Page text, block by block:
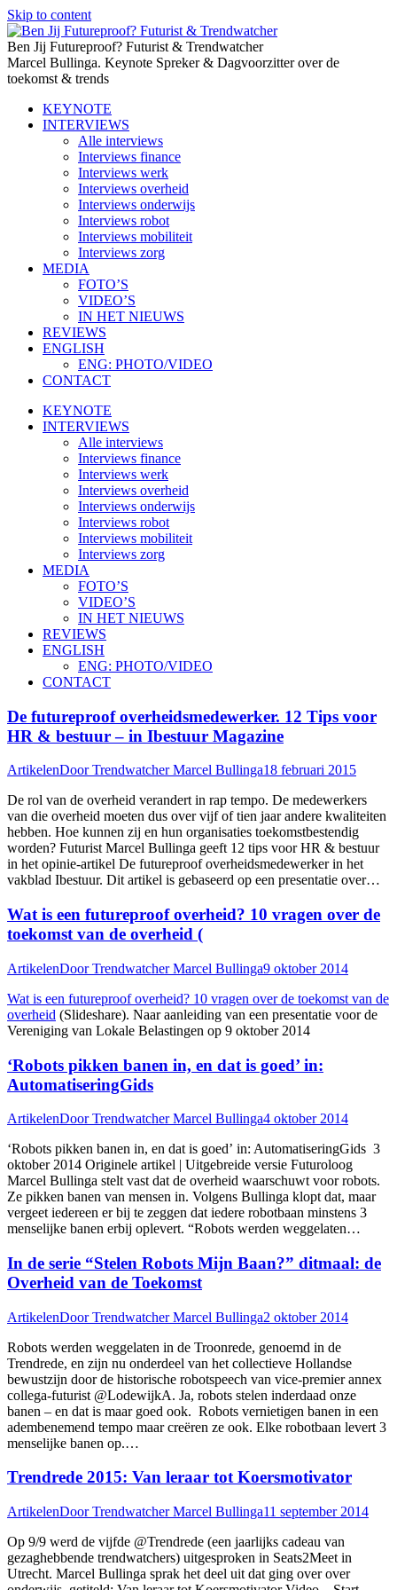
Skip to content
Ben Jij Futureproof? Futurist & Trendwatcher
Marcel Bullinga. Keynote Spreker & Dagvoorzitter over de
toekomst & trends
KEYNOTE
INTERVIEWS
Alle interviews
Interviews finance
Interviews werk
Interviews overheid
Interviews onderwijs
Interviews robot
Interviews mobiliteit
Interviews zorg
MEDIA
FOTO’S
VIDEO’S
IN HET NIEUWS
REVIEWS
ENGLISH
ENG: PHOTO/VIDEO
CONTACT
KEYNOTE
INTERVIEWS
Alle interviews
Interviews finance
Interviews werk
Interviews overheid
Interviews onderwijs
Interviews robot
Interviews mobiliteit
Interviews zorg
MEDIA
FOTO’S
VIDEO’S
IN HET NIEUWS
REVIEWS
ENGLISH
ENG: PHOTO/VIDEO
CONTACT
De futureproof overheidsmedewerker. 12 Tips voor
HR & bestuur – in Ibestuur Magazine
ArtikelenDoorTrendwatcher Marcel Bullinga18 februari 2015
De rol van de overheid verandert in rap tempo. De medewerkers
van die overheid moeten dus over vijf of tien jaar andere kwaliteiten
hebben. Hoe kunnen zij en hun organisaties toekomstbestendig
worden? Futurist Marcel Bullinga geeft 12 tips voor HR & bestuur
in het opinie-artikel De futureproof overheidsmedewerker in het
vakblad Ibestuur. Dit artikel is gebaseerd op een presentatie over…
Wat is een futureproof overheid? 10 vragen over de
toekomst van de overheid (
ArtikelenDoorTrendwatcher Marcel Bullinga9 oktober 2014
Wat is een futureproof overheid? 10 vragen over de toekomst van de
overheid (Slideshare). Naar aanleiding van een presentatie voor de
Vereniging van Lokale Belastingen op 9 oktober 2014
‘Robots pikken banen in, en dat is goed’ in:
AutomatiseringGids
ArtikelenDoorTrendwatcher Marcel Bullinga4 oktober 2014
‘Robots pikken banen in, en dat is goed’ in: AutomatiseringGids 3
oktober 2014 Originele artikel | Uitgebreide versie Futuroloog
Marcel Bullinga stelt vast dat de overheid waarschuwt voor robots.
Ze pikken banen van mensen in. Volgens Bullinga klopt dat, maar
vergeet iedereen er bij te zeggen dat iedere robotbaan minstens 3
menselijke banen erbij oplevert. “Robots werden weggelaten…
In de serie “Stelen Robots Mijn Baan?” ditmaal: de
Overheid van de Toekomst
ArtikelenDoorTrendwatcher Marcel Bullinga2 oktober 2014
Robots werden weggelaten in de Troonrede, genoemd in de
Trendrede, en zijn nu onderdeel van het collectieve Hollandse
bewustzijn door de historische robotspeech van vice-premier annex
collega-futurist @LodewijkA. Ja, robots stelen inderdaad onze
banen – en dat is maar goed ook. Robots vernietigen banen in een
adembenemend tempo maar creëren ze ook. Elke robotbaan levert 3
menselijke banen op.…
Trendrede 2015: Van leraar tot Koersmotivator
ArtikelenDoorTrendwatcher Marcel Bullinga11 september 2014
Op 9/9 werd de vijfde @Trendrede (een jaarlijks cadeau van
gezaghebbende trendwatchers) uitgesproken in Seats2Meet in
Utrecht. Marcel Bullinga sprak het deel uit dat ging over over